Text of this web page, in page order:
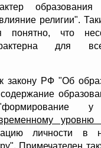
образования
религии".
понятно, что
для
закону РФ "Об
у
уровню
личности в